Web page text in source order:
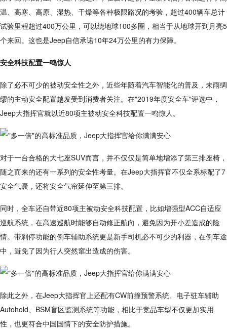
温、高寒、高原、湿热、干燥等各种极限路况的考验，超过400辆车总计
试验里程超过400万公里，可以绕地球100多圈，相当于从地球开到月亮5
个来回。这也是Jeep自信承诺10年24万公里的有力保障。
安全科技配置一鸣惊人
除了必不可少的被动安全性之外，近些年随着汽车智能化的普及，未雨绸
缪的主动安全配置越发受到消费者关注。在"2019年度安全车"评选中，
Jeep大指挥官就以近80项主被动安全科技配置一鸣惊人。
对于一台合格的大七座SUV而言，并不仅仅是简单地增添了第三排座椅，
随之而来的还有一系列的安全性考量。在Jeep大指挥官不仅全系标配了7
安全气囊，还将安全气帘延伸至第三排。
同时，全车还自带近80项主被动安全科技配置，比如增强型ACC自适应
巡航系统，在高速巡航时能够自动修正航向，避免因为开小差造成的险
情。带刹停功能的倒车辅助系统更是新手司机必不可少的利器，在倒车途
中，避免了因为行人突然窜出造成的伤害。
除此之外，在Jeep大指挥官上还配有CW前撞预警系统、电子驻车辅助
Autohold、BSM盲区监测系统等功能，相比于竞品车型不仅更加实用
性，也更符合中国国情下的安全防护措施。